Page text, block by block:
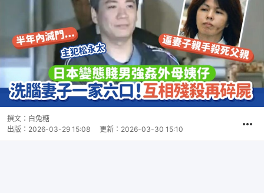
撰文： 白兔糖
出版： 2026-03-29 15:08 更新： 2026-03-30 15:10